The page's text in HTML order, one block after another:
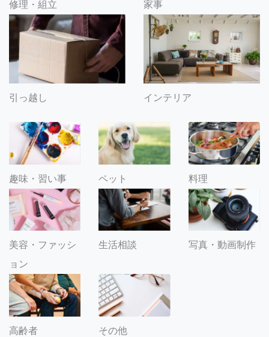
修理・組立 家事
引っ越し インテリア
趣味・習い事 ペット 料理
美容・ファッシ
ョン
生活相談 写真・動画制作
高齢者 その他